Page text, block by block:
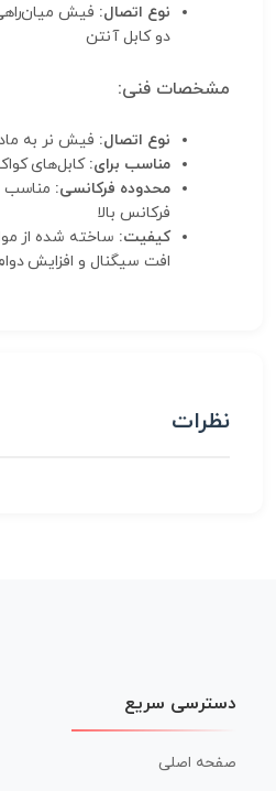
نوع اتصال: فیش
دو کابل آنتن
مشخصات فنی:
نوع اتصال: فیش نر به
مناسب برای: کابل‌های
محدوده فرکانسی: مناسب
فرکانس بالا
کیفیت: ساخته شده از
افت سیگنال و افزایش
نظرات
دسترسی سریع
صفحه اصلی